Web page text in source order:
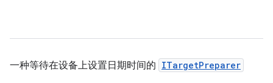
一种等待在设备上设置日期时间的 ITargetPreparer